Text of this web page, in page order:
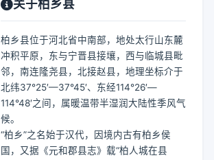
关于柏乡县
柏乡县位于河北省中南部，地处太行山东麓
冲积平原，东与宁晋县接壤，西与临城县毗
邻，南连隆尧县，北接赵县，地理坐标介于
北纬37°25′—37°45′、东经114°26′—
114°48′之间，属暖温带半湿润大陆性季风气
候。
“柏乡”之名始于汉代，因境内古有柏乡侯
国，又据《元和郡县志》载“柏人城在县